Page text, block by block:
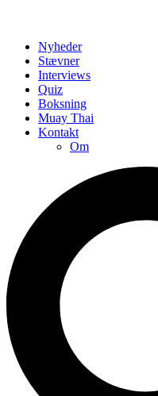
Nyheder
Stævner
Interviews
Quiz
Boksning
Muay Thai
Kontakt
Om